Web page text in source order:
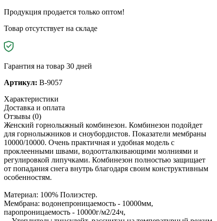
Продукция продается только оптом!
Товар отсутствует на складе
Гарантия на товар 30 дней
Артикул: B-9057
Характеристики
Доставка и оплата
Отзывы (0)
Женский горнолыжный комбинезон. Комбинезон подойдет
для горнолыжников и сноубордистов. Показатели мембраны
10000/10000. Очень практичная и удобная модель с
проклеенными швами, водоотталкивающими молниями и
регулировкой липучками. Комбинезон полностью защищает
от попадания снега внутрь благодаря своим конструктивным
особенностям.
Материал: 100% Полиэстер.
Мембрана: водонепроницаемость - 10000мм,
паропроницаемость - 10000г/м2/24ч,